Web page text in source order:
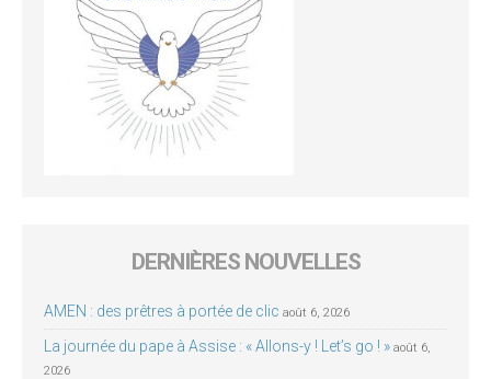
DERNIÈRES NOUVELLES
AMEN : des prêtres à portée de clic août 6, 2026
La journée du pape à Assise : « Allons-y ! Let’s go ! » août 6,
2026